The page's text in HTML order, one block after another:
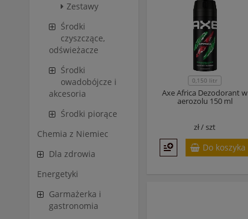
Zestawy
Środki
czyszczące,
odświeżacze
Środki
owadobójcze i
akcesoria
Środki piorące
Chemia z Niemiec
Dla zdrowia
Energetyki
Garmażerka i
gastronomia
0,150 litr
Axe Africa Dezodorant w
aerozolu 150 ml
zł /szt
Do koszyka